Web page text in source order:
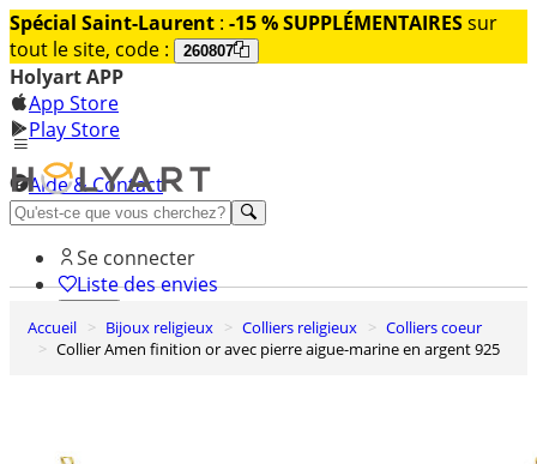
Spécial Saint-Laurent : -15 % SUPPLÉMENTAIRESsur
tout le site, code :
260807
Holyart APP
App Store
Play Store
Aide & Contact
Découvrez Premium
Se connecter
Liste des envies
0
Panier
Accueil Bijoux religieux Colliers religieux
Colliers coeur
Collier Amen finition or avec pierre aigue-marine en argent 925